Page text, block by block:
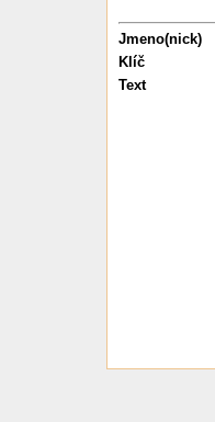
Jmeno(nick)
Klíč
Text